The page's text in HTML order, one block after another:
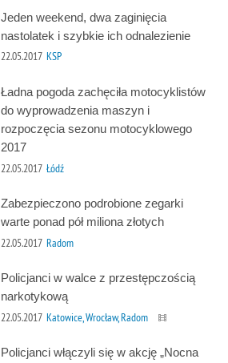
Jeden weekend, dwa zaginięcia
nastolatek i szybkie ich odnalezienie
22.05.2017 KSP
Ładna pogoda zachęciła motocyklistów
do wyprowadzenia maszyn i
rozpoczęcia sezonu motocyklowego
2017
22.05.2017 Łódź
Zabezpieczono podrobione zegarki
warte ponad pół miliona złotych
22.05.2017 Radom
Policjanci w walce z przestępczością
narkotykową
22.05.2017 Katowice, Wrocław, Radom
Policjanci włączyli się w akcję „Nocna